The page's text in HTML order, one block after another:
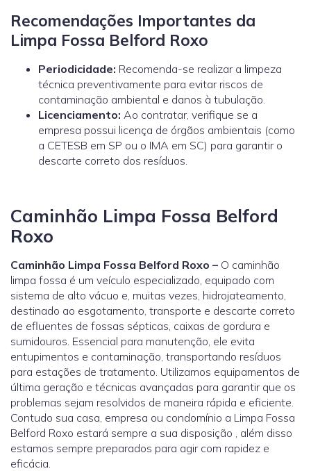
Recomendações Importantes da
Limpa Fossa Belford Roxo
Periodicidade: Recomenda-se realizar a limpeza
técnica preventivamente para evitar riscos de
contaminação ambiental e danos à tubulação.
Licenciamento: Ao contratar, verifique se a
empresa possui licença de órgãos ambientais (como
a CETESB em SP ou o IMA em SC) para garantir o
descarte correto dos resíduos.
Caminhão Limpa Fossa Belford
Roxo
Caminhão Limpa Fossa Belford Roxo – O caminhão
limpa fossa é um veículo especializado, equipado com
sistema de alto vácuo e, muitas vezes, hidrojateamento,
destinado ao esgotamento, transporte e descarte correto
de efluentes de fossas sépticas, caixas de gordura e
sumidouros. Essencial para manutenção, ele evita
entupimentos e contaminação, transportando resíduos
para estações de tratamento. Utilizamos equipamentos de
última geração e técnicas avançadas para garantir que os
problemas sejam resolvidos de maneira rápida e eficiente.
Contudo sua casa, empresa ou condomínio a Limpa Fossa
Belford Roxo estará sempre a sua disposição , além disso
estamos sempre preparados para agir com rapidez e
eficácia.